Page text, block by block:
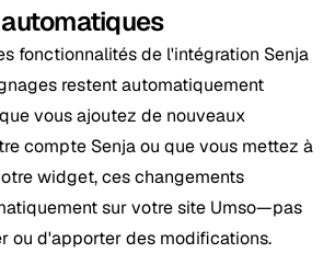
fonctionnalités de l'intégration Senja
restent automatiquement
vous ajoutez de nouveaux
compte Senja ou que vous mettez à
widget, ces changements
sur votre site Umso—pas
ou d'apporter des modifications.